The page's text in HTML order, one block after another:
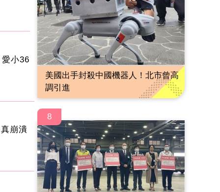
小36
崩潰
美國出手封殺中國機器人！北市曾高
調引進
8